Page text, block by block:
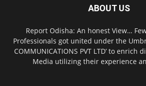
ABOUT US
Report Odisha: An honest View…
Professionals got united under the
COMMUNICATIONS PVT LTD’ to
Media utilizing their experience